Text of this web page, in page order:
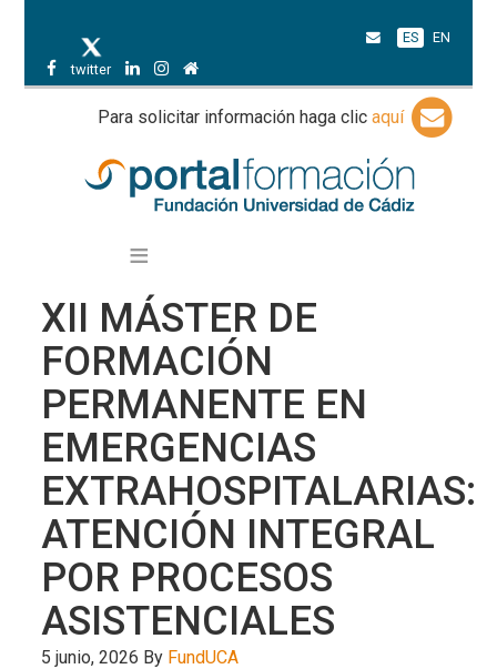
twitter
ES EN
Para solicitar información haga clic aquí
XII MÁSTER DE
FORMACIÓN
PERMANENTE EN
EMERGENCIAS
EXTRAHOSPITALARIAS:
ATENCIÓN INTEGRAL
POR PROCESOS
ASISTENCIALES
5 junio, 2026 By FundUCA